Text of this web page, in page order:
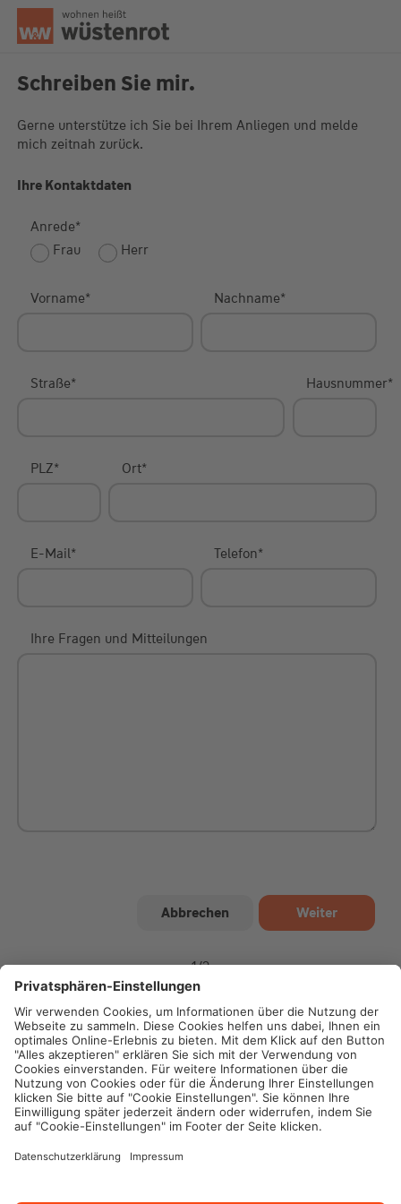
Seitenanfang
Schreiben Sie mir.
Gerne unterstütze ich Sie bei Ihrem Anliegen und melde
mich zeitnah zurück.
Ihre Kontaktdaten
Anrede*
Frau
Herr
Vorname* Nachname*
Straße* Hausnummer*
PLZ* Ort*
E-Mail* Telefon*
Ihre Fragen und Mitteilungen
1/2
Impressum
Datenschutz
Cookie-Einstellungen
Unsere Chatzeiten:
Fr: 9:00 Uhr - 18:00 Uhr